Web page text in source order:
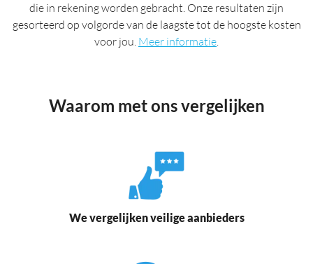
die in rekening worden gebracht. Onze resultaten zijn
gesorteerd op volgorde van de laagste tot de hoogste kosten
voor jou. Meer informatie.
Waarom met ons vergelijken
We vergelijken veilige aanbieders